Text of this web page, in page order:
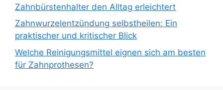
Zahnbürstenhalter den Alltag erleichtert
Zahnwurzelentzündung selbstheilen: Ein
praktischer und kritischer Blick
Welche Reinigungsmittel eignen sich am besten
für Zahnprothesen?